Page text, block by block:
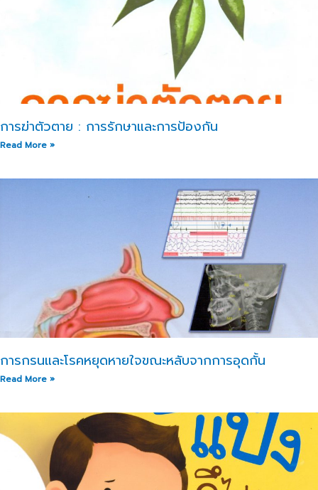
การฆ่าตัวตาย : การรักษาและการป้องกัน
Read More »
การกรนและโรคหยุดหายใจขณะหลับจากการอุดกั้น
Read More »